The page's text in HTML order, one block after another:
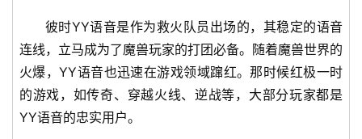
彼时YY语音是作为救火队员出场的，其稳定的语音
连线，立马成为了魔兽玩家的打团必备。随着魔兽世界的
火爆，YY语音也迅速在游戏领域蹿红。那时候红极一时
的游戏，如传奇、穿越火线、逆战等，大部分玩家都是
YY语音的忠实用户。